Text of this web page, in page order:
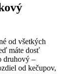
od všetkých
máte dosť
druhový –
od kečupov,